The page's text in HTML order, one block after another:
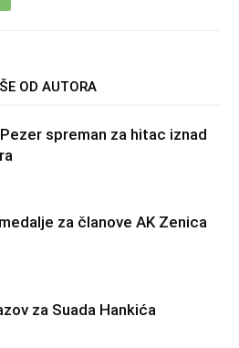
OD AUTORA
spreman za hitac iznad
za članove AK Zenica
za Suada Hankića